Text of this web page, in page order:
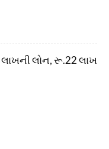
લોન, રૂ.22 લાખ